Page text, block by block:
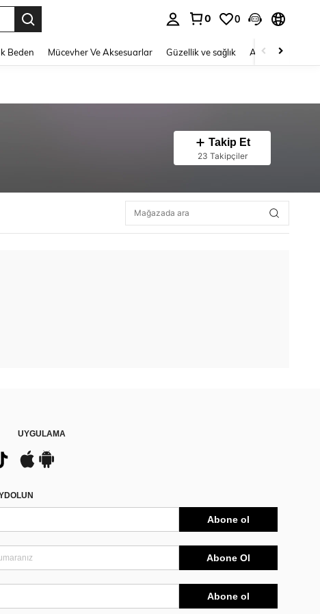
0 0
Beden Mücevher Ve Aksesuarlar Güzellik ve sağlık Ayakkabı
Takip Et
23 Takipçiler
UYGULAMA
Abone ol
Abone Ol
Abone ol